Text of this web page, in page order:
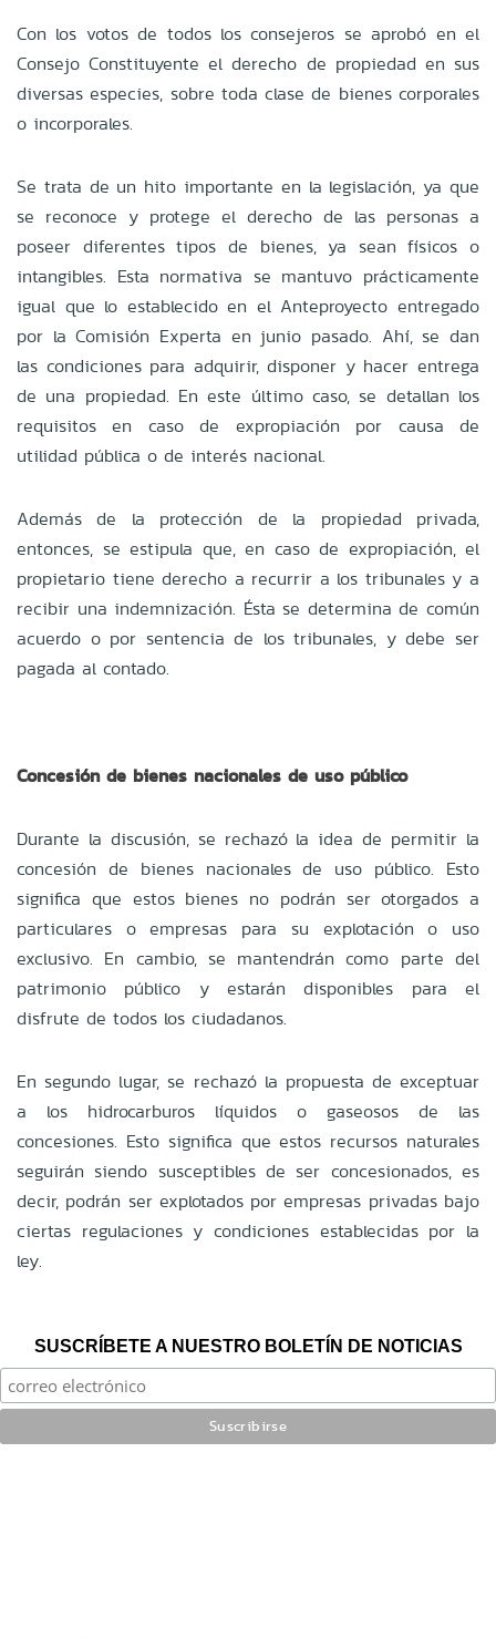
Con los votos de todos los consejeros se aprobó en el
Consejo Constituyente el derecho de propiedad en sus
diversas especies, sobre toda clase de bienes corporales
o incorporales.
Se trata de un hito importante en la legislación, ya que
se reconoce y protege el derecho de las personas a
poseer diferentes tipos de bienes, ya sean físicos o
intangibles. Esta normativa se mantuvo prácticamente
igual que lo establecido en el Anteproyecto entregado
por la Comisión Experta en junio pasado. Ahí, se dan
las condiciones para adquirir, disponer y hacer entrega
de una propiedad. En este último caso, se detallan los
requisitos en caso de expropiación por causa de
utilidad pública o de interés nacional.
Además de la protección de la propiedad privada,
entonces, se estipula que, en caso de expropiación, el
propietario tiene derecho a recurrir a los tribunales y a
recibir una indemnización. Ésta se determina de común
acuerdo o por sentencia de los tribunales, y debe ser
pagada al contado.
Concesión de bienes nacionales de uso público
Durante la discusión, se rechazó la idea de permitir la
concesión de bienes nacionales de uso público. Esto
significa que estos bienes no podrán ser otorgados a
particulares o empresas para su explotación o uso
exclusivo. En cambio, se mantendrán como parte del
patrimonio público y estarán disponibles para el
disfrute de todos los ciudadanos.
En segundo lugar, se rechazó la propuesta de exceptuar
a los hidrocarburos líquidos o gaseosos de las
concesiones. Esto significa que estos recursos naturales
seguirán siendo susceptibles de ser concesionados, es
decir, podrán ser explotados por empresas privadas bajo
ciertas regulaciones y condiciones establecidas por la
ley.
SUSCRÍBETE A NUESTRO BOLETÍN DE NOTICIAS